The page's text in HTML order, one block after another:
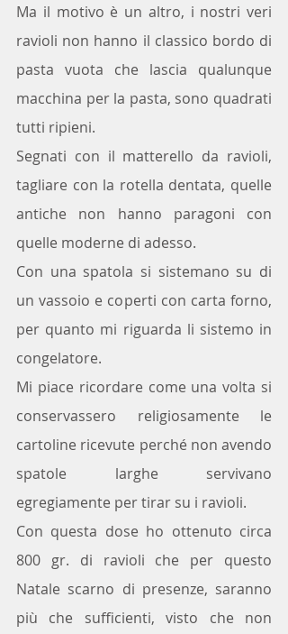
Ma il motivo è un altro, i nostri veri
ravioli non hanno il classico bordo di
pasta vuota che lascia qualunque
macchina per la pasta, sono quadrati
tutti ripieni.
Segnati con il matterello da ravioli,
tagliare con la rotella dentata, quelle
antiche non hanno paragoni con
quelle moderne di adesso.
Con una spatola si sistemano su di
un vassoio e coperti con carta forno,
per quanto mi riguarda li sistemo in
congelatore.
Mi piace ricordare come una volta si
conservassero religiosamente le
cartoline ricevute perché non avendo
spatole larghe servivano
egregiamente per tirar su i ravioli.
Con questa dose ho ottenuto circa
800 gr. di ravioli che per questo
Natale scarno di presenze, saranno
più che sufficienti, visto che non